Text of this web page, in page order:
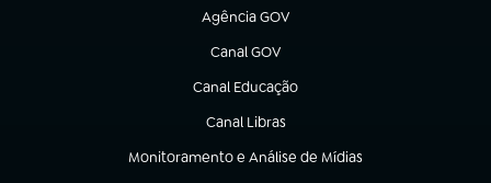
Agência GOV
(abre em nova aba)
Canal GOV
(abre em nova aba)
Canal Educação
(abre em nova aba)
Canal Libras
(abre em nova aba)
Monitoramento e Análise de Mídias
(abre em nova aba)